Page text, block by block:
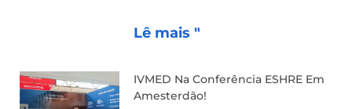
Lê mais "
IVMED Na Conferência ESHRE Em
Amesterdão!